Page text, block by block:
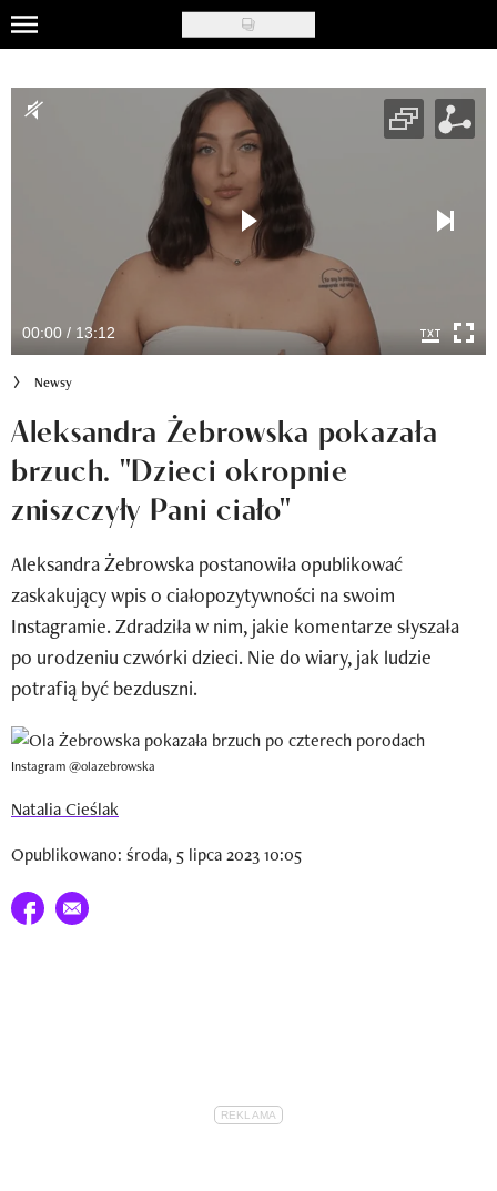
Skip
to
main
content
Moda
Newsy
Newsletter
Wizaz Summer Influ School
Mój profil / Zarejestruj się
00:00 / 13:12
Newsy
Aleksandra Żebrowska pokazała
brzuch. "Dzieci okropnie
zniszczyły Pani ciało"
Aleksandra Żebrowska postanowiła opublikować
zaskakujący wpis o ciałopozytywności na swoim
Instagramie. Zdradziła w nim, jakie komentarze słyszała
po urodzeniu czwórki dzieci. Nie do wiary, jak ludzie
potrafią być bezduszni.
Instagram @olazebrowska
Natalia Cieślak
Opublikowano: środa, 5 lipca 2023 10:05
Udostępnij na facebook
E-mail do przyjaciela